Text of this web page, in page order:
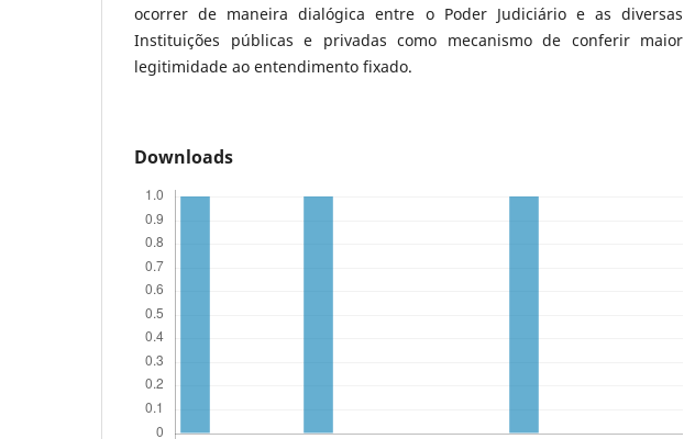
ocorrer de maneira dialógica entre o Poder Judiciário e as diversas
Instituições públicas e privadas como mecanismo de conferir maior
legitimidade ao entendimento fixado.
Downloads